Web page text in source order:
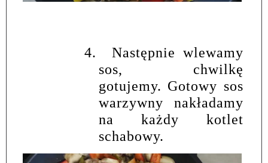
4.
Następnie wlewamy
sos, chwilkę
gotujemy. Gotowy sos
warzywny nakładamy
na każdy kotlet
schabowy.